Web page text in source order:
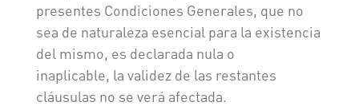
presentes Condiciones Generales, que no
sea de naturaleza esencial para la existencia
del mismo, es declarada nula o
inaplicable, la validez de las restantes
cláusulas no se verá afectada.